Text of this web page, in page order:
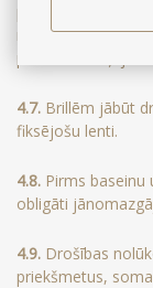
peldbiksēs ar
metāla vai stikla
4.7. Brillēm jābūt
fiksējošu lenti.
4.8. Pirms
obligāti
4.9. Drošības
priekšmetus,